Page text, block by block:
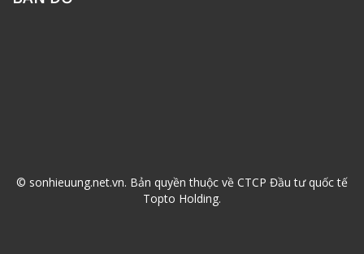
© sonhieuung.net.vn. Bản quyền thuộc về CTCP Đầu tư quốc tế
Topto Holding.